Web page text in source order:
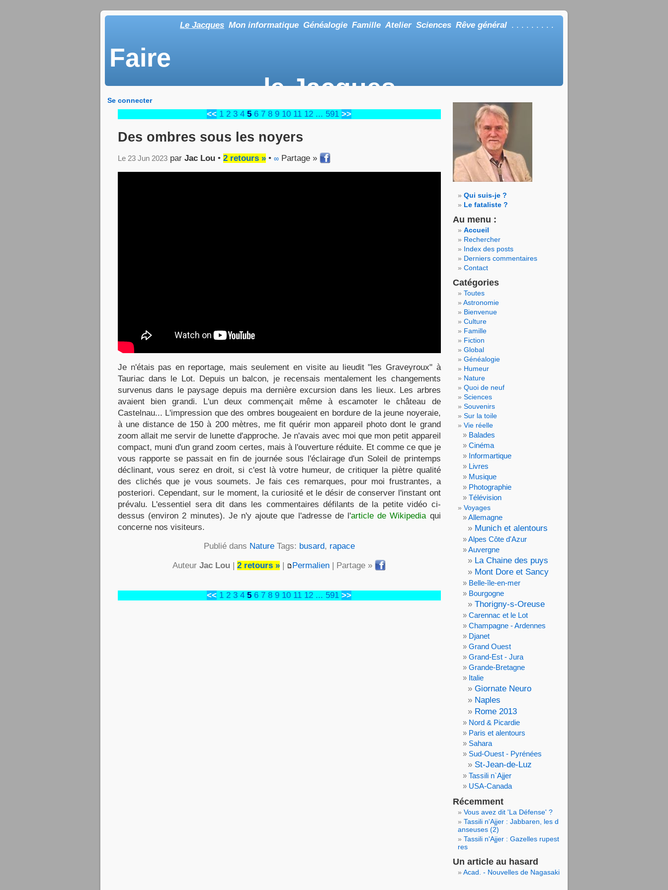
Le Jacques Mon informatique Généalogie Famille Atelier Sciences Rêve général . . . . . . . . .
Faire
le Jacques
Se connecter
<< 1 2 3 4 5 6 7 8 9 10 11 12 ... 591 >>
Des ombres sous les noyers
Le 23 Jun 2023 par Jac Lou • 2 retours » • ∞ Partage »
Je n'étais pas en reportage, mais seulement en visite au lieudit "les Graveyroux" à
Tauriac dans le Lot. Depuis un balcon, je recensais mentalement les changements
survenus dans le paysage depuis ma dernière excursion dans les lieux. Les arbres
avaient bien grandi. L'un deux commençait même à escamoter le château de
Castelnau... L'impression que des ombres bougeaient en bordure de la jeune noyeraie,
à une distance de 150 à 200 mètres, me fit quérir mon appareil photo dont le grand
zoom allait me servir de lunette d'approche. Je n'avais avec moi que mon petit appareil
compact, muni d'un grand zoom certes, mais à l'ouverture réduite. Et comme ce que je
vous rapporte se passait en fin de journée sous l'éclairage d'un Soleil de printemps
déclinant, vous serez en droit, si c'est là votre humeur, de critiquer la piètre qualité
des clichés que je vous soumets. Je fais ces remarques, pour moi frustrantes, a
posteriori. Cependant, sur le moment, la curiosité et le désir de conserver l'instant ont
prévalu. L'essentiel sera dit dans les commentaires défilants de la petite vidéo ci-
dessus (environ 2 minutes). Je n'y ajoute que l'adresse de l'article de Wikipediaqui
concerne nos visiteurs.
Publié dans Nature Tags: busard, rapace
AuteurJac Lou |2 retours » | Permalien | Partage »
<< 1 2 3 4 5 6 7 8 9 10 11 12 ... 591 >>
Qui suis-je ?
Le fataliste ?
Au menu :
Accueil
Rechercher
Index des posts
Derniers commentaires
Contact
Catégories
Toutes
Astronomie
Bienvenue
Culture
Famille
Fiction
Global
Généalogie
Humeur
Nature
Quoi de neuf
Sciences
Souvenirs
Sur la toile
Vie réelle
Balades
Cinéma
Informartique
Livres
Musique
Photographie
Télévision
Voyages
Allemagne
Munich et alentours
Alpes Côte d'Azur
Auvergne
La Chaine des puys
Mont Dore et Sancy
Belle-île-en-mer
Bourgogne
Thorigny-s-Oreuse
Carennac et le Lot
Champagne - Ardennes
Djanet
Grand Ouest
Grand-Est - Jura
Grande-Bretagne
Italie
Giornate Neuro
Naples
Rome 2013
Nord & Picardie
Paris et alentours
Sahara
Sud-Ouest - Pyrénées
St-Jean-de-Luz
Tassili n`Ajjer
USA-Canada
Récemment
Vous avez dit 'La Défense' ?
Tassili n'Ajjer : Jabbaren, les d
anseuses (2)
Tassili n'Ajjer : Gazelles rupest
res
Un article au hasard
Acad. - Nouvelles de Nagasaki